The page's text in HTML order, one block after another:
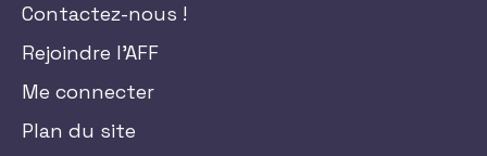
Contactez-nous !
Rejoindre l'AFF
Me connecter
Plan du site